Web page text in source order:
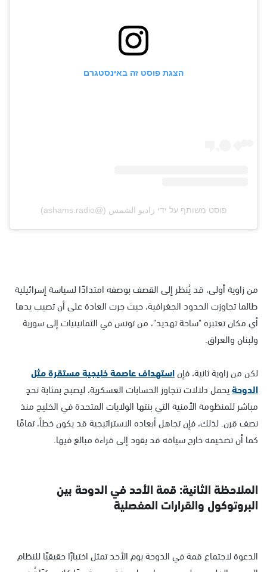
הצגת פוסט זה באינסטגרם
פוסט משותף על ידי ‏‎راديو الشمس‎‏ (@‏‎ashams.radio‎‏)
من زاوية أولى، قد يُنظر إلى القصف بوصفه امتدادًا لسياسة إسرائيلية
طالما تجاوزت الحدود الجغرافية، حيث جرت العادة على أن تصيب يدها
أي مكان تعتبره "ساحة تهديد"، من تونس في الثمانينيات إلى سورية
ولبنان والعراق.
لكن من زاوية ثانية، فإناستهداف عاصمة خليجية مستقرة مثل
الدوحةيحمل دلالات تتجاوز الحسابات العسكرية، ليصبح بمثابة تحدٍ
مباشر للمنظومة الأمنية التي بنتها الولايات المتحدة في الخليج منذ
نصف قرن. لذلك، فإن تجاهل أبعاده الاستراتيجية قد يكون خطأ، تمامًا
كما أن تضخيمه خارج سياقه قد يقود إلى قراءة مبالغ فيها.
الملاحظة الثانية: قمة الأحد في الدوحة بين
البروتوكول والقرارات المفصلية
الدعوة لاجتماع قمة في الدوحة يوم الأحد تمثل اختبارًا حقيقيًا للنظام